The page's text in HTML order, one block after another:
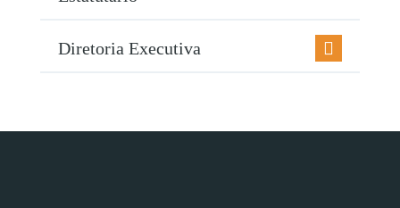
Diretoria Executiva